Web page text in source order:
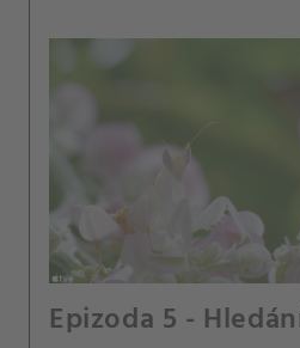
Epizoda 5 -